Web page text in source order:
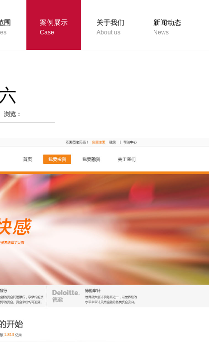
围 案例展示
Case
关于我们
About us
新闻动态
News
览：